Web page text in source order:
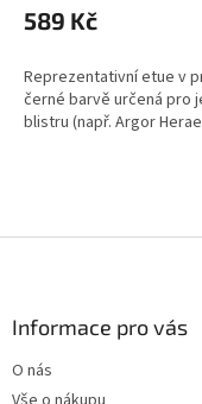
produktu
je
z
5
hvězdiček.
589 Kč
Reprezentativní etue v
černé barvě určená pro
blistru (např. Argor
Informace pro vás
O nás